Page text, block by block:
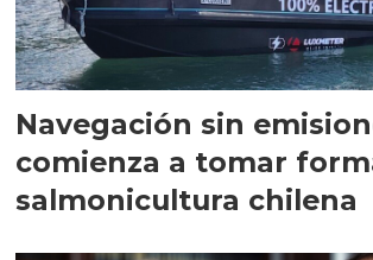
Navegación sin
comienza a tomar
salmonicultura chilena